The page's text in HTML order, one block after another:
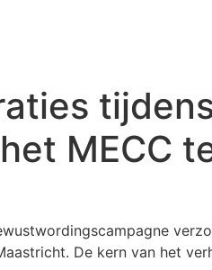
MECC
De kern van het